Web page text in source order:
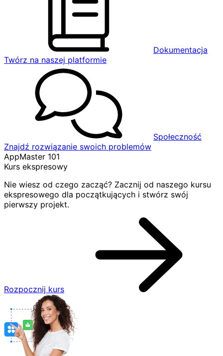
Dokumentacja
Twórz na naszej platformie
Społeczność
Znajdź rozwiązanie swoich problemów
AppMaster 101
Kurs ekspresowy
Nie wiesz od czego zacząć? Zacznij od naszego kursu
ekspresowego dla początkujących i stwórz swój
pierwszy projekt.
Rozpocznij kurs